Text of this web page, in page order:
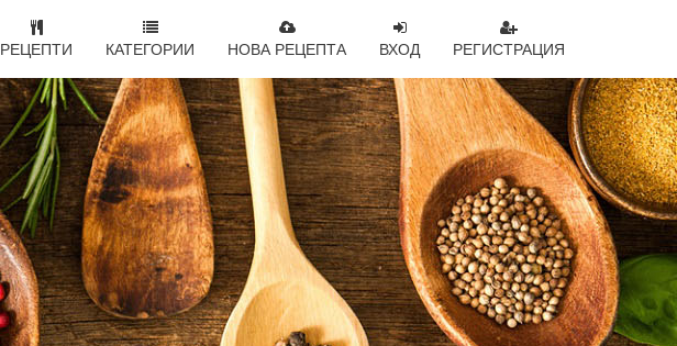
РЕЦЕПТИ КАТЕГОРИИ НОВА РЕЦЕПТА ВХОД РЕГИСТРАЦИЯ